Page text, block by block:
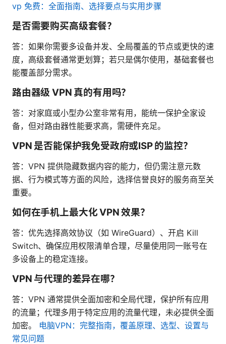
vp 免费：全面指南、选择要点与实用步骤
是否需要购买高级套餐？
答：如果你需要多设备并发、全局覆盖的节点或更快的速
度，高级套餐通常更划算；若只是偶尔使用，基础套餐也
能覆盖部分需求。
路由器级 VPN 真的有用吗？
答：对家庭或小型办公室非常有用，能统一保护全家设
备，但对路由器性能要求高，需硬件充足。
VPN 是否能保护我免受政府或ISP 的监控？
答：VPN 提供隐藏数据内容的能力，但仍需注意元数
据、行为模式等方面的风险，选择信誉良好的服务商至关
重要。
如何在手机上最大化 VPN 效果？
答：优先选择高效协议（如 WireGuard）、开启 Kill
Switch、确保应用权限清单合理，尽量使用同一账号在
多设备上的稳定连接。
VPN 与代理的差异在哪？
答：VPN 通常提供全面加密和全局代理，保护所有应用
的流量；代理多用于特定应用的流量代理，未必提供全面
加密。 电脑VPN：完整指南，覆盖原理、选型、设置与
常见问题